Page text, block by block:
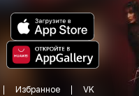
Избранное
VK